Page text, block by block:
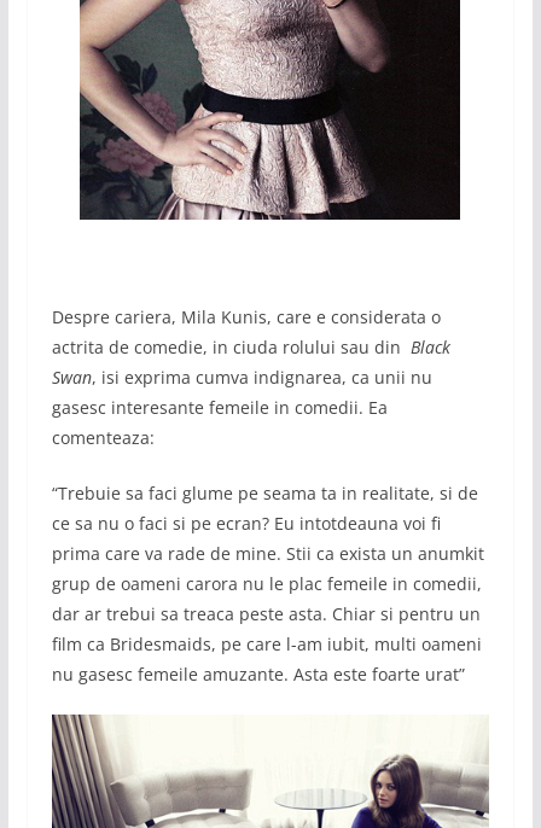
Despre cariera, Mila Kunis, care e considerata o
actrita de comedie, in ciuda rolului sau din Black
Swan, isi exprima cumva indignarea, ca unii nu
gasesc interesante femeile in comedii. Ea
comenteaza:
“Trebuie sa faci glume pe seama ta in realitate, si de
ce sa nu o faci si pe ecran? Eu intotdeauna voi fi
prima care va rade de mine. Stii ca exista un anumkit
grup de oameni carora nu le plac femeile in comedii,
dar ar trebui sa treaca peste asta. Chiar si pentru un
film ca Bridesmaids, pe care l-am iubit, multi oameni
nu gasesc femeile amuzante. Asta este foarte urat”